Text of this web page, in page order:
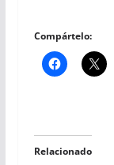
Compártelo:
Relacionado